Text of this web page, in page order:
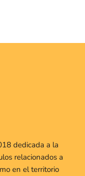
dedicada a la
relacionados a
en el territorio